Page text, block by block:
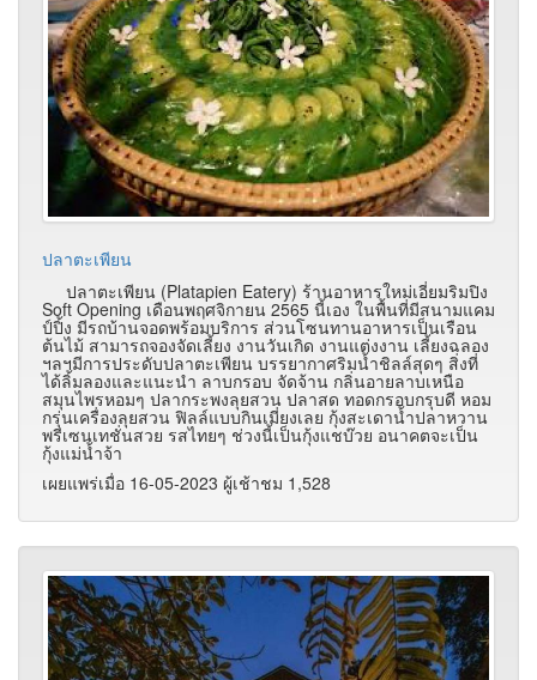
ปลาตะเพียน
ปลาตะเพียน (Platapien Eatery) ร้านอาหารใหม่เอี่ยมริมปิง
Soft Opening เดือนพฤศจิกายน 2565 นี้เอง ในพื้นที่มีสนามแคม
ป์ปิ้ง มีรถบ้านจอดพร้อมบริการ ส่วนโซนทานอาหารเป็นเรือน
ต้นไม้ สามารถจองจัดเลี้ยง งานวันเกิด งานแต่งงาน เลี้ยงฉลอง
ฯลฯมีการประดับปลาตะเพียน บรรยากาศริมน้ำชิลล์สุดๆ สิ่งที่
ได้ลิ้มลองและแนะนำ ลาบกรอบ จัดจ้าน กลิ่นอายลาบเหนือ
สมุนไพรหอมๆ ปลากระพงลุยสวน ปลาสด ทอดกรอบกรุบดี หอม
กรุ่นเครื่องลุยสวน ฟิลล์แบบกินเมี่ยงเลย กุ้งสะเดาน้ำปลาหวาน
พรีเซนเทชั่นสวย รสไทยๆ ช่วงนี้เป็นกุ้งแชบ๊วย อนาคตจะเป็น
กุ้งแม่น้ำจ้า
เผยแพร่เมื่อ 16-05-2023 ผู้เช้าชม 1,528